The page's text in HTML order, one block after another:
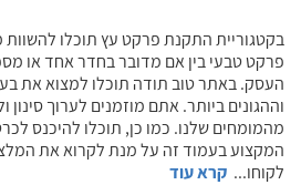
בקטגוריית התקנת פרקט עץ תוכלו
פרקט טבעי בין אם מדובר בחדר אחד או
העסק. באתר טוב תודה תוכלו למצוא את
וההגונים ביותר. אתם מוזמנים לערוך
מהמומחים שלנו. כמו כן, תוכלו להיכנס
המקצוע בעמוד זה על מנת לקרוא את
לקוחו... קרא עוד